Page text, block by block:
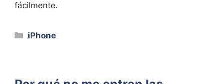
fácilmente.
Categorías
iPhone